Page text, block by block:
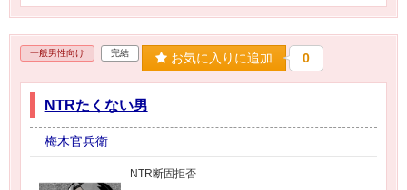
一般男性向け 完結 お気に入りに追加 0
NTRたくない男
梅木官兵衛
NTR断固拒否